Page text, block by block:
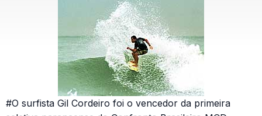
#O surfista Gil Cordeiro foi o vencedor da primeira